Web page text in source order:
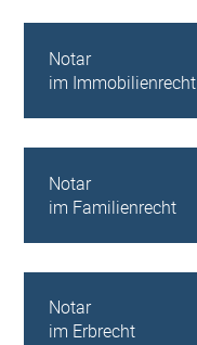
Notar
im Immobilienrecht
Notar
im Familienrecht
Notar
im Erbrecht